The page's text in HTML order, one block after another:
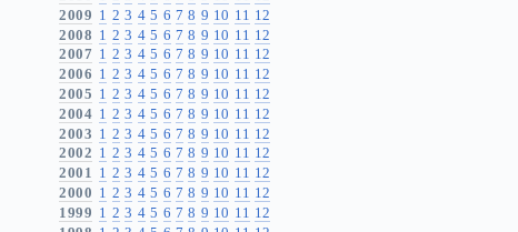
2009 1 2 3 4 5 6 7 8 9 10 11 12
2008 1 2 3 4 5 6 7 8 9 10 11 12
2007 1 2 3 4 5 6 7 8 9 10 11 12
2006 1 2 3 4 5 6 7 8 9 10 11 12
2005 1 2 3 4 5 6 7 8 9 10 11 12
2004 1 2 3 4 5 6 7 8 9 10 11 12
2003 1 2 3 4 5 6 7 8 9 10 11 12
2002 1 2 3 4 5 6 7 8 9 10 11 12
2001 1 2 3 4 5 6 7 8 9 10 11 12
2000 1 2 3 4 5 6 7 8 9 10 11 12
1999 1 2 3 4 5 6 7 8 9 10 11 12